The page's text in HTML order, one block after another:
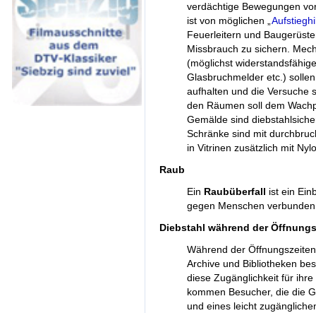
verdächtige Bewegungen
ist von möglichen „
Feuerleitern und
Missbrauch zu sichern.
(möglichst
Glasbruchmelder etc.)
aufhalten und die Versuche
den Räumen soll dem
Gemälde sind
Schränke sind mit
in Vitrinen zusätzlich mit
Raub
Ein Raubüberfall ist ein
gegen Menschen
Diebstahl während der
Während der
Archive und Bibliotheken
diese Zugänglichkeit für
kommen Besucher, die die
und eines leicht